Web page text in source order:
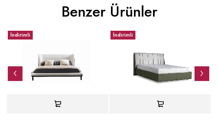
Benzer Ürünler
İndirimli İndirimli